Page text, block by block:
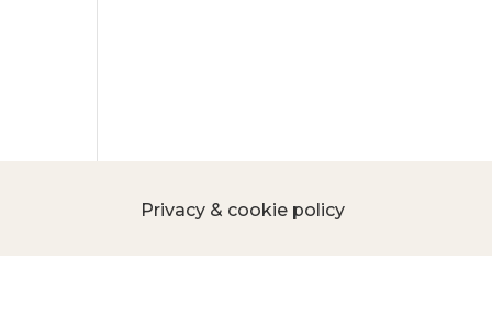
Privacy & cookie policy